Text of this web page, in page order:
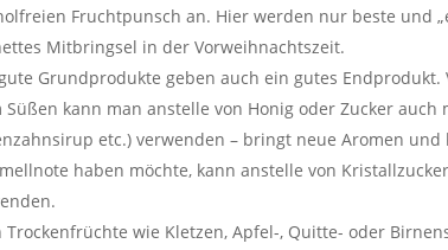
Fruchtpunsch an. Hier werden nur beste und
Mitbringsel in der Vorweihnachtszeit.
Grundprodukte geben auch ein gutes Endprodukt.
Süßen kann man anstelle von Honig oder Zucker
etc.) verwenden – bringt neue Aromen
haben möchte, kann anstelle von
Trockenfrüchte wie Kletzen, Apfel-, Quitte- oder